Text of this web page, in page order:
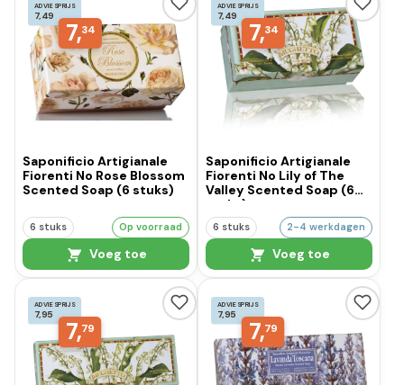
ADVIESPRIJS
7,49
7,34
Saponificio Artigianale
Fiorenti No Rose Blossom
Scented Soap (6 stuks)
6 stuks Op voorraad
Voeg toe
ADVIESPRIJS
7,49
7,34
Saponificio Artigianale
Fiorenti No Lily of The
Valley Scented Soap (6
stuks)
6 stuks 2-4 werkdagen
Voeg toe
ADVIESPRIJS
7,95
7,79
ADVIESPRIJS
7,95
7,79